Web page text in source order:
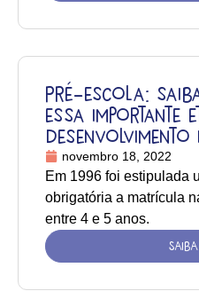
Pré-escola:
essa importante
desenvolvimento
novembro 18, 2022
Em 1996 foi estipulada
obrigatória a matrícula
entre 4 e 5 anos.